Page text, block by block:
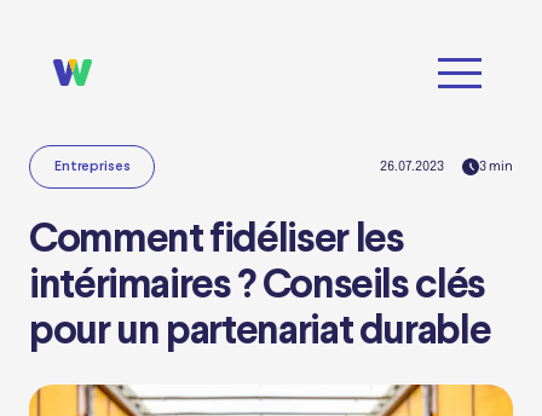
Entreprises 26.07.2023 3min
Comment fidéliser les
intérimaires ? Conseils clés
pour un partenariat durable